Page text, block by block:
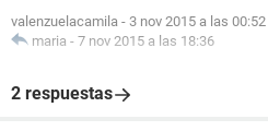
valenzuelacamila - 3 nov 2015 a las 00:52
maria - 7 nov 2015 a las 18:36
2 respuestas